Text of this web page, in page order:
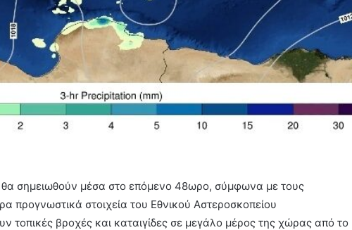
σημειωθούν μέσα στο επόμενο 48ωρο, σύμφωνα με τους
προγνωστικά στοιχεία του Εθνικού Αστεροσκοπείου
τοπικές βροχές και καταιγίδες σε μεγάλο μέρος της χώρας από το